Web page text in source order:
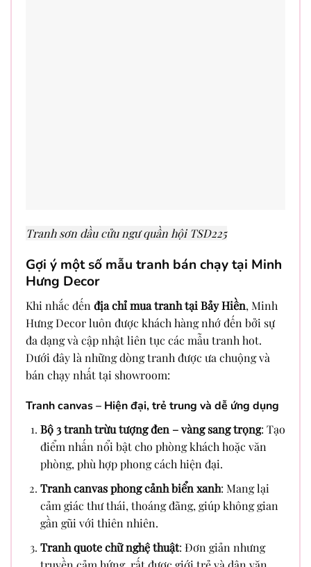
Tranh sơn dầu cửu ngư quần hội TSD225
Gợi ý một số mẫu tranh bán chạy tại Minh
Hưng Decor
Khi nhắc đến địa chỉ mua tranh tại Bảy Hiền, Minh
Hưng Decor luôn được khách hàng nhớ đến bởi sự
đa dạng và cập nhật liên tục các mẫu tranh hot.
Dưới đây là những dòng tranh được ưa chuộng và
bán chạy nhất tại showroom:
Tranh canvas – Hiện đại, trẻ trung và dễ ứng dụng
Bộ 3 tranh trừu tượng đen – vàng sang trọng: Tạo
điểm nhấn nổi bật cho phòng khách hoặc văn
phòng, phù hợp phong cách hiện đại.
Tranh canvas phong cảnh biển xanh: Mang lại
cảm giác thư thái, thoáng đãng, giúp không gian
gần gũi với thiên nhiên.
Tranh quote chữ nghệ thuật: Đơn giản nhưng